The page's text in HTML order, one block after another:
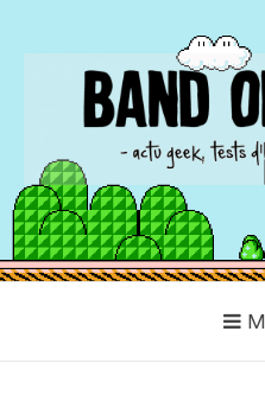
BAND OF
Actu Geek d'hier et d'aujourd'hui